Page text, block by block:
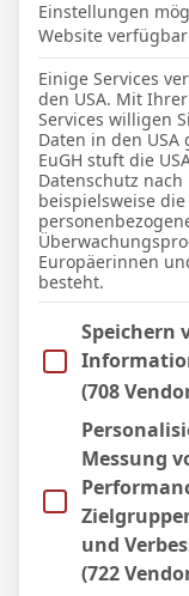
EHH75
Das Jahr
Spielabsage.
Platz
auch
Pause.
23.01. um
Bayer
24.01. um
Freiburg
Termin
VfL Wolfsburg
Einstellungen
Website
Einige Services
den USA. Mit
Services willigen
Daten in den USA
EuGH stuft die
Datenschutz nach
beispielsweise die
Europäerinnen
besteht.
Im Folgenden
Speichern
(708
Messung
und
(722